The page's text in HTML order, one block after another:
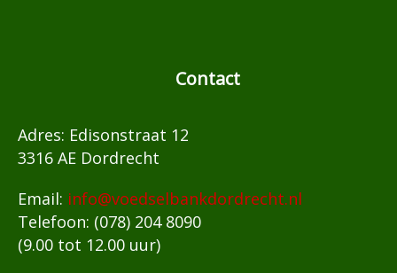
Contact
Adres: Edisonstraat 12
3316 AE Dordrecht
Email: info@voedselbankdordrecht.nl
Telefoon: (078) 204 8090
(9.00 tot 12.00 uur)